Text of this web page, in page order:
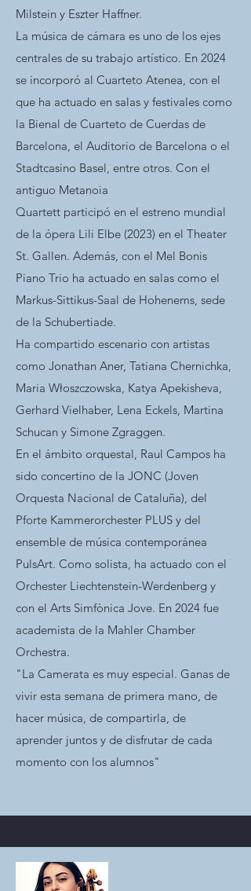
Milstein y Eszter Haffner.
La música de cámara es uno de los ejes
centrales de su trabajo artístico. En 2024
se incorporó al Cuarteto Atenea, con el
que ha actuado en salas y festivales como
la Bienal de Cuarteto de Cuerdas de
Barcelona, el Auditorio de Barcelona o el
Stadtcasino Basel, entre otros. Con el
antiguo Metanoia
Quartett participó en el estreno mundial
de la ópera Lili Elbe (2023) en el Theater
St. Gallen. Además, con el Mel Bonis
Piano Trio ha actuado en salas como el
Markus-Sittikus-Saal de Hohenems, sede
de la Schubertiade.
Ha compartido escenario con artistas
como Jonathan Aner, Tatiana Chernichka,
Maria Włoszczowska, Katya Apekisheva,
Gerhard Vielhaber, Lena Eckels, Martina
Schucan y Simone Zgraggen.
En el ámbito orquestal, Raul Campos ha
sido concertino de la JONC (Joven
Orquesta Nacional de Cataluña), del
Pforte Kammerorchester PLUS y del
ensemble de música contemporánea
PulsArt. Como solista, ha actuado con el
Orchester Liechtenstein-Werdenberg y
con el Arts Simfònica Jove. En 2024 fue
academista de la Mahler Chamber
Orchestra.
"La Camerata es muy especial. Ganas de
vivir esta semana de primera mano, de
hacer música, de compartirla, de
aprender juntos y de disfrutar de cada
momento con los alumnos"